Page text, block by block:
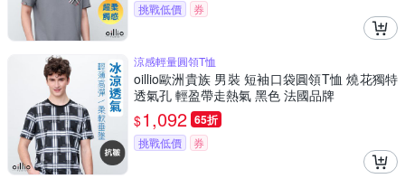
挑戰低價 券
涼感輕量圓領T恤
oillio歐洲貴族 男裝 短袖口袋圓領T恤 燒花獨特
透氣孔 輕盈帶走熱氣 黑色 法國品牌
$1,092 65折
挑戰低價 券